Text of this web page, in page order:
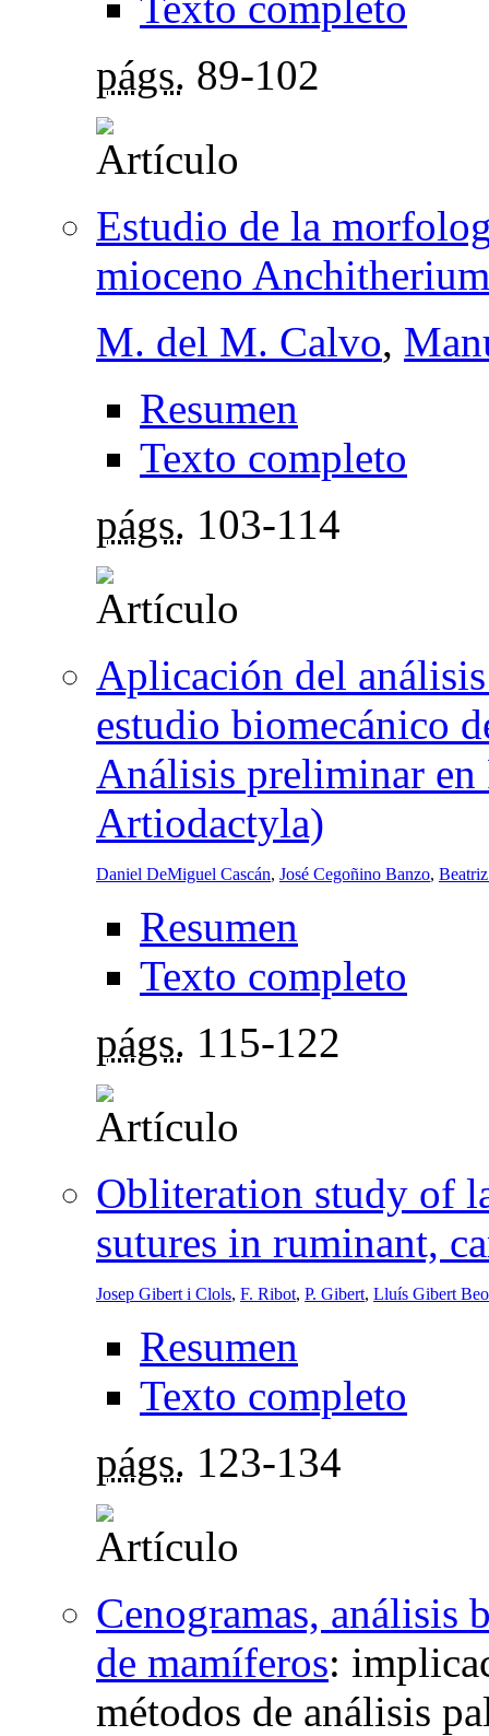
págs. 89-102
Estudio de la
mioceno Anchitherium
M. del M. Calvo,
Resumen
Texto completo
págs. 103-114
Aplicación del
estudio biomecánico
Análisis preliminar
Artiodactyla)
Daniel DeMiguel Cascán, José Cegoñino Banzo,
Resumen
Texto completo
págs. 115-122
Obliteration study of
sutures in ruminant,
Josep Gibert i Clols, F. Ribot, P. Gibert, Lluís Gibert
Resumen
Texto completo
págs. 123-134
Cenogramas, análisis
de mamíferos:
métodos de análisis